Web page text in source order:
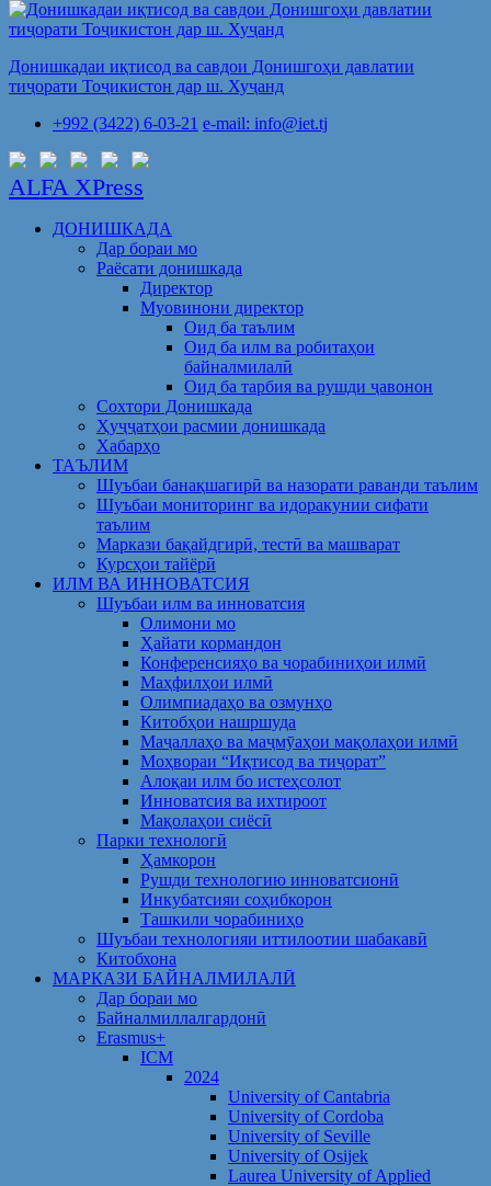
Донишкадаи иқтисод ва савдои Донишгоҳи давлатии
тиҷорати Тоҷикистон дар ш. Хуҷанд
+992 (3422) 6-03-21 e-mail: info@iet.tj
ALFA XPress
ДОНИШКАДА
Дар бораи мо
Раёсати донишкада
Директор
Муовинони директор
Оид ба таълим
Оид ба илм ва робитаҳои
байналмилалӣ
Оид ба тарбия ва рушди ҷавонон
Сохтори Донишкада
Ҳуҷҷатҳои расмии донишкада
Хабарҳо
ТАЪЛИМ
Шуъбаи банақшагирӣ ва назорати раванди таълим
Шуъбаи мониторинг ва идоракунии сифати
таълим
Маркази бақайдгирӣ, тестӣ ва машварат
Курсҳои тайёрӣ
ИЛМ ВА ИННОВАТСИЯ
Шуъбаи илм ва инноватсия
Олимони мо
Ҳайати кормандон
Конференсияҳо ва чорабиниҳои илмӣ
Маҳфилҳои илмӣ
Олимпиадаҳо ва озмунҳо
Китобҳои нашршуда
Маҷаллаҳо ва маҷмӯаҳои мақолаҳои илмӣ
Моҳвораи “Иқтисод ва тиҷорат”
Алоқаи илм бо истеҳсолот
Инноватсия ва ихтироот
Мақолаҳои сиёсӣ
Парки технологӣ
Ҳамкорон
Рушди технологию инноватсионӣ
Инкубатсияи соҳибкорон
Ташкили чорабиниҳо
Шуъбаи технологияи иттилоотии шабакавӣ
Китобхона
МАРКАЗИ БАЙНАЛМИЛАЛӢ
Дар бораи мо
Байналмиллалгардонӣ
Erasmus+
ICM
2024
University of Cantabria
University of Cordoba
University of Seville
University of Osijek
Laurea University of Applied